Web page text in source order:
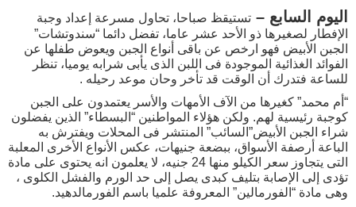
اليوم السابع – تستيقظ صباحا، تحاول مسرعة إعداد وجبة
الإفطار لصغيرها ذو الأحد عشر عاما، تفضل دائما “سندوتشات”
الجبن الأبيض فهو ارخص عن باقى أنواع الجبن ويعوض طفلها عن
الفوائد الغذائية الموجودة فى اللبن الذى يأبى شرابه يوميا، تنظر
للساعة فتدرك أن الوقت قد تأخر وحان موعد رحيله .
“أم محمد” كغيرها من الآف الأمهات والأسر يعتمدون على الجبن
كوجبة رئيسية لهم. ولكن هؤلاء المواطنين “البسطاء” الذين يفضلون
شراء الجبن الأبيض”السائب” المنتشر فى المحلات ويفترش به
الباعة أرصفة الأسواق، ببضعة جنيهات، عكس الأنواع الأخرى المعلبة
التى يتجاوز سعر الكيلو منها 24 جنيه، لا يعلمون انه يحتوى على مادة
تؤدى إلى الإصابة بتليف كبدى يصل إلى حد الورم والفشل الكلوى ،
وهى مادة “الفورمالين” المعروفة علميا باسم الفورمالدهيد.